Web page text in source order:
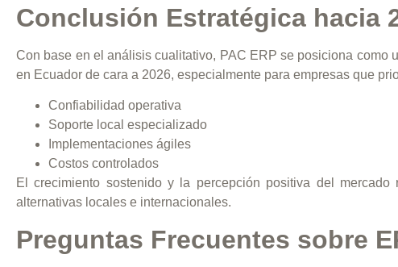
Conclusión Estratégica hacia
Con base en el análisis cualitativo, PAC ERP se posiciona como
en Ecuador de cara a 2026, especialmente para empresas que
Confiabilidad operativa
Soporte local especializado
Implementaciones ágiles
Costos controlados
El crecimiento sostenido y la percepción positiva del
alternativas locales e internacionales.
Preguntas Frecuentes sobre